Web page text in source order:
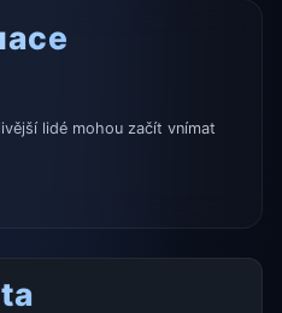
lidé mohou začít vnímat